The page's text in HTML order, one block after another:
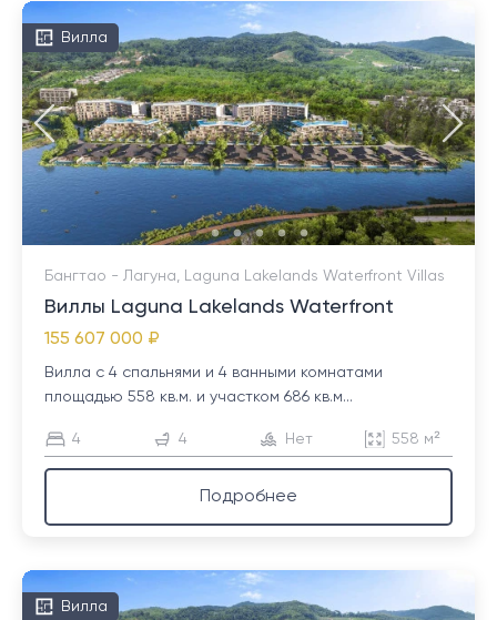
Вилла
Бангтао - Лагуна, Laguna Lakelands Waterfront Villas
Виллы Laguna Lakelands Waterfront
155 607 000 ₽
Вилла с 4 спальнями и 4 ванными комнатами
площадью 558 кв.м. и участком 686 кв.м...
4 4 Нет 558 м²
Подробнее
Вилла